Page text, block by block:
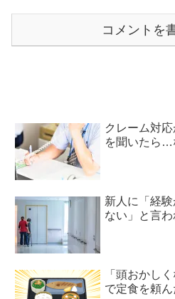
コメントを
クレーム対
を聞いたら…
新人に「経
ない」と言
「頭おかし
で定食を頼